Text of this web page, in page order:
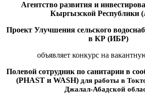
Агентство развития и
Кыргызской Республики
Проект Улучшения сельского
в КР (ИБР)
объявляет конкурс на
Полевой сотрудник по санитарии в
(PHAST и WASH) для работы в
Джалал-Абадской